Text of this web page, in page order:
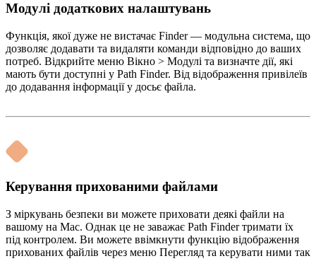
Модулі додаткових налаштувань
Функція, якої дуже не вистачає Finder — модульна система, що
дозволяє додавати та видаляти команди відповідно до ваших
потреб. Відкрийте меню Вікно > Модулі та визначте дії, які
мають бути доступні у Path Finder. Від відображення привілеїв
до додавання інформації у досьє файла.
Керування прихованими файлами
З міркувань безпеки ви можете приховати деякі файли на
вашому на Mac. Однак це не заважає Path Finder тримати їх
під контролем. Ви можете ввімкнути функцію відображення
прихованих файлів через меню Перегляд та керувати ними так